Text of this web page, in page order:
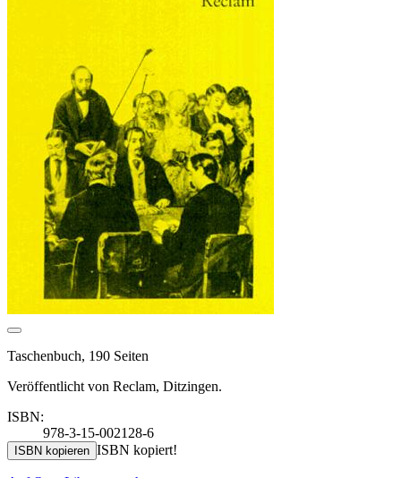
Taschenbuch, 190 Seiten
Veröffentlicht von Reclam, Ditzingen.
ISBN:
978-3-15-002128-6
ISBN kopieren ISBN kopiert!